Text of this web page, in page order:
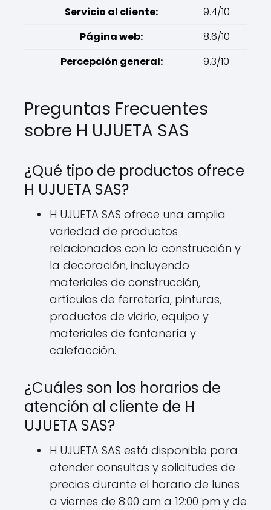
Servicio al cliente:
9.4/10
Página web:
8.6/10
Percepción general:
9.3/10
Preguntas Frecuentes
sobre H UJUETA SAS
¿Qué tipo de productos ofrece
H UJUETA SAS?
H UJUETA SAS ofrece una amplia
variedad de productos
relacionados con la construcción y
la decoración, incluyendo
materiales de construcción,
artículos de ferretería, pinturas,
productos de vidrio, equipo y
materiales de fontanería y
calefacción.
¿Cuáles son los horarios de
atención al cliente de H
UJUETA SAS?
H UJUETA SAS está disponible para
atender consultas y solicitudes de
precios durante el horario de lunes
a viernes de 8:00 am a 12:00 pm y de